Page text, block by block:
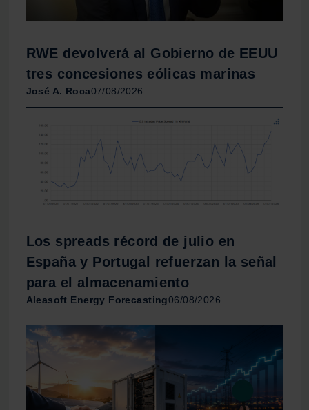
RWE devolverá al Gobierno de EEUU
tres concesiones eólicas marinas
José A. Roca07/08/2026
Los spreads récord de julio en
España y Portugal refuerzan la señal
para el almacenamiento
Aleasoft Energy Forecasting06/08/2026